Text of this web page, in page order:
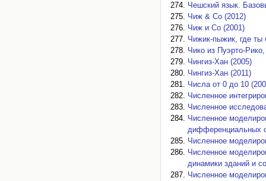
Чешский язык.
Чиж & Со (2012)
Чиж и Co (2001)
Чижик-пыжик, где ты
Чико из Пуэрто-
Чингиз-Хан (2005)
Чингиз-Хан (2011)
Числа от 0 до 10
Численное
Численное
Численное
дифференциальных
Численное
Численное
динамики зданий и
Численное